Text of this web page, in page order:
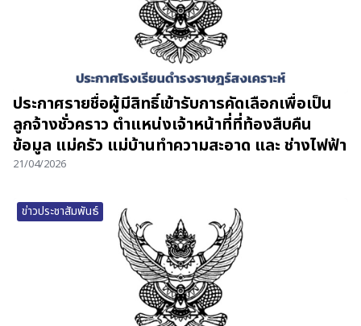
ประกาศรายชื่อผู้มีสิทธิ์เข้ารับการคัดเลือกเพื่อเป็น
ลูกจ้างชั่วคราว ตำแหน่งเจ้าหน้าที่ที่ท้องสืบคืน
ข้อมูล แม่ครัว แม่บ้านทำความสะอาด และ ช่างไฟฟ้า
21/04/2026
ข่าวประชาสัมพันธ์